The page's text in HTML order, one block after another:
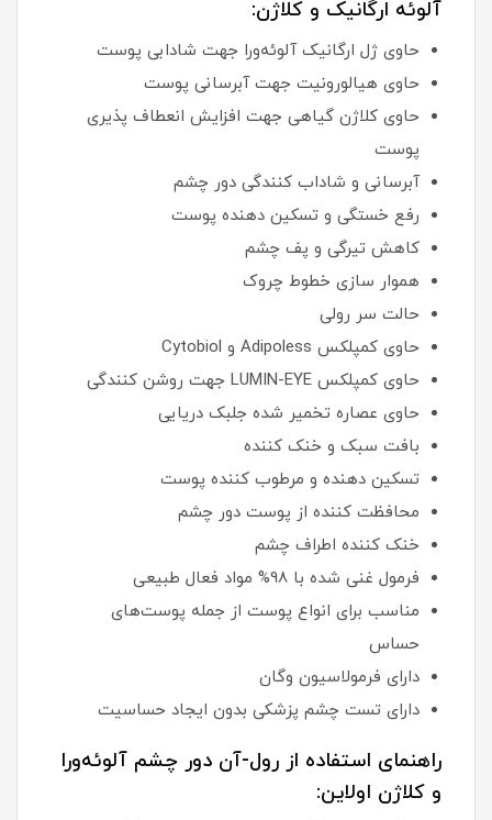
آلوئه ارگانیک و کلاژن:
حاوی ژل ارگانیک آلوئه‌ورا جهت شادابی پوست
حاوی هیالورونیت جهت آبرسانی پوست
حاوی کلاژن گیاهی جهت افزایش انعطاف پذیری
پوست
آبرسانی و شاداب کنندگی دور چشم
رفع خستگی و تسکین دهنده پوست
کاهش تیرگی و پف چشم
هموار سازی خطوط چروک
حالت سر رولی
حاوی کمپلکس Adipoless و Cytobiol
حاوی کمپلکس LUMIN-EYE جهت روشن کنندگی
حاوی عصاره تخمیر شده جلبک دریایی
بافت سبک و خنک کننده
تسکین دهنده و مرطوب کننده پوست
محافظت کننده از پوست دور چشم
خنک کننده اطراف چشم
فرمول غنی شده با 98% مواد فعال طبیعی
مناسب برای انواع پوست از جمله پوست‌های
حساس
دارای فرمولاسیون وگان
دارای تست چشم پزشکی بدون ایجاد حساسیت
راهنمای استفاده از رول-آن دور چشم آلوئه‌ورا
و کلاژن اولاین: